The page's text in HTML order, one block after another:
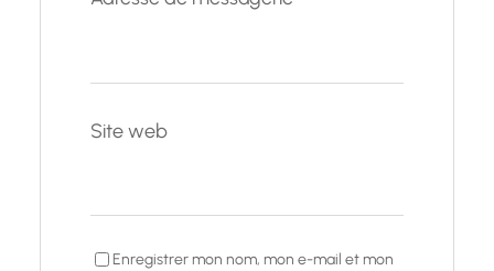
Site web
Enregistrer mon nom, mon e-mail et mon